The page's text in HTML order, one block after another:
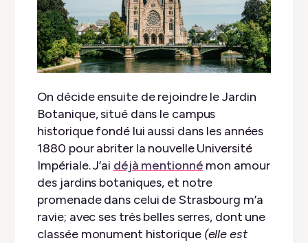
On décide ensuite de rejoindre le Jardin
Botanique, situé dans le campus
historique fondé lui aussi dans les années
1880 pour abriter la nouvelle Université
Impériale. J’ai déjà mentionné mon amour
des jardins botaniques, et notre
promenade dans celui de Strasbourg m’a
ravie; avec ses très belles serres, dont une
classée monument historique (elle est